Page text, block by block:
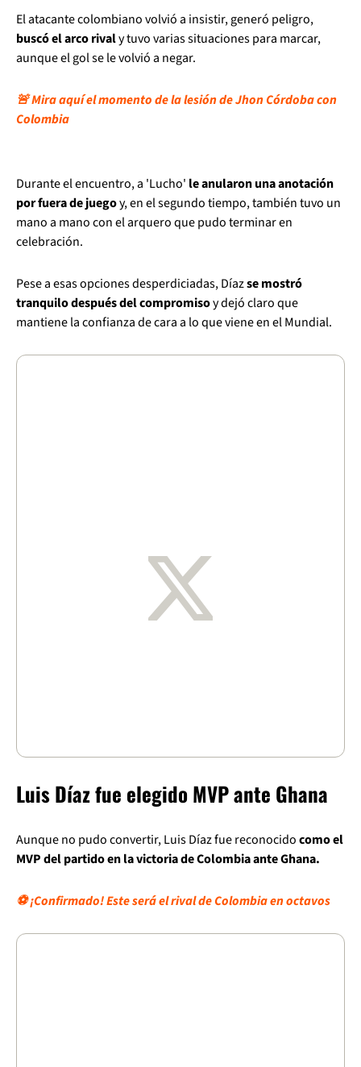
El atacante colombiano volvió a insistir, generó peligro,
buscó el arco rivaly tuvo varias situaciones para marcar,
aunque el gol se le volvió a negar.
🚨 Mira aquí el momento de la lesión de Jhon Córdoba con
Colombia
Durante el encuentro, a 'Lucho' le anularon una anotación
por fuera de juegoy, en el segundo tiempo, también tuvo un
mano a mano con el arquero que pudo terminar en
celebración.
Pese a esas opciones desperdiciadas, Díazse mostró
tranquilo después del compromisoy dejó claro que
mantiene la confianza de cara a lo que viene en el Mundial.
Luis Díaz fue elegido MVP ante Ghana
Aunque no pudo convertir, Luis Díaz fue reconocidocomo el
MVP del partido en la victoria de Colombia ante Ghana.
⚽ ¡Confirmado! Este será el rival de Colombia en octavos